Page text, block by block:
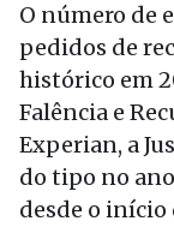
O número de
pedidos de
histórico em
Falência e
Experian, a
do tipo no
desde o início